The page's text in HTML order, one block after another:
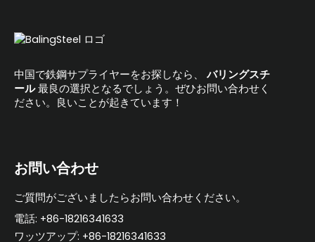
中国で鉄鋼サプライヤーをお探しなら、 バリングスチ
ール最良の選択となるでしょう。ぜひお問い合わせく
ださい。良いことが起きています！
お問い合わせ
ご質問がございましたらお問い合わせください。
電話: +86-18216341633
ワッツアップ: +86-18216341633